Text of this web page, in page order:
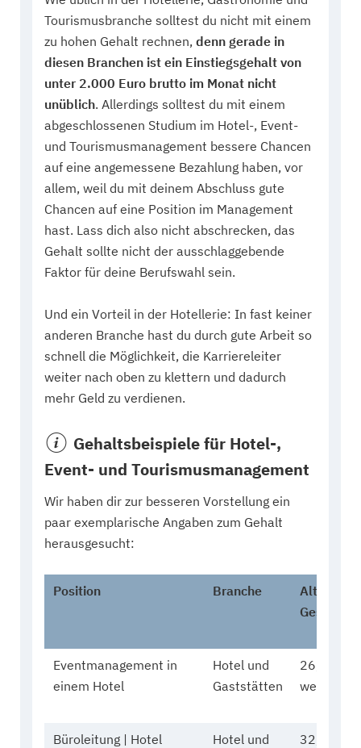
Tourismusbranche solltest du nicht mit einem
zu hohen Gehalt rechnen, denn gerade in
diesen Branchen ist ein Einstiegsgehalt von
unter 2.000 Euro brutto im Monat nicht
unüblich. Allerdings solltest du mit einem
abgeschlossenen Studium im Hotel-, Event-
und Tourismusmanagement bessere Chancen
auf eine angemessene Bezahlung haben, vor
allem, weil du mit deinem Abschluss gute
Chancen auf eine Position im Management
hast. Lass dich also nicht abschrecken, das
Gehalt sollte nicht der ausschlaggebende
Faktor für deine Berufswahl sein.
Und ein Vorteil in der Hotellerie: In fast keiner
anderen Branche hast du durch gute Arbeit so
schnell die Möglichkeit, die Karriereleiter
weiter nach oben zu klettern und dadurch
mehr Geld zu verdienen.
Gehaltsbeispiele für Hotel-,
Event- und Tourismusmanagement
Wir haben dir zur besseren Vorstellung ein
paar exemplarische Angaben zum Gehalt
herausgesucht:
Position Branche
Alter &
Eventmanagement in
einem Hotel
Hotel und
Gaststätten
26,
weiblich
Büroleitung | Hotel
Hotel und
32,